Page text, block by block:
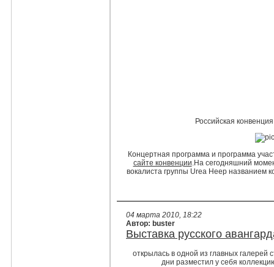
Российская
Концертная программа и программа
сайте конвенции.На сегодняшний
вокалиста группы Urea Heep названием
04 марта 2010, 18:22
Автор: buster
Выставка русского
открылась в одной из главных галерей
дни разместил у себя